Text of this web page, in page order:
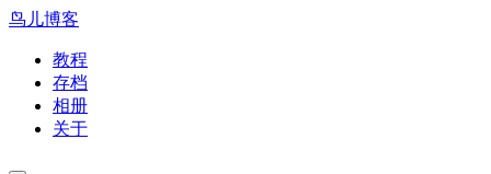
鸟儿博客
教程
存档
相册
关于